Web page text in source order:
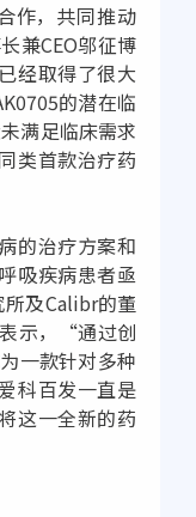
作，共同推动
兼CEO邬征博
经取得了很大
的潜在临
满足临床需求
类首款治疗药
的治疗方案和
吸疾病患者亟
及Calibr的董
示，“通过创
一款针对多种
科百发一直是
这一全新的药